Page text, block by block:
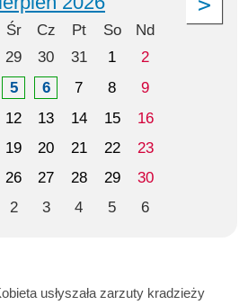
Śr Cz Pt So
Nd
29 30 31 1
2
5 6 7 8
9
12 13 14 15
16
19 20 21 22
23
26 27 28 29
30
2 3 4 5 6
usłyszała zarzuty kradzieży